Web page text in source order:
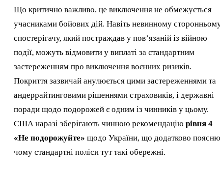
Що критично важливо, це виключення не обмежується
учасниками бойових дій. Навіть невинному
спостерігачу, який постраждав у пов’язаній із війною
події, можуть відмовити у виплаті за стандартним
застереженням про виключення воєнних ризиків.
Покриття зазвичай анулюється цими застереженнями та
андеррайтинговими рішеннями страховиків, і державні
поради щодо подорожей є одним із чинників у цьому.
США наразі зберігають чинною рекомендацію рівня 4
«Не подорожуйте» щодо України, що додатково
чому стандартні поліси тут такі обережні.